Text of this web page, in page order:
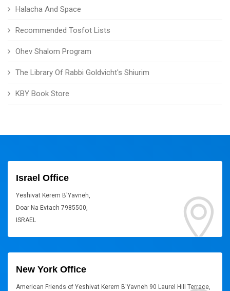
Halacha And Space
Recommended Tosfot Lists
Ohev Shalom Program
The Library Of Rabbi Goldvicht's Shiurim
KBY Book Store
Israel Office
Yeshivat Kerem B'Yavneh,
Doar Na Evtach 7985500,
ISRAEL
New York Office
American Friends of Yeshivat Kerem B'Yavneh 90 Laurel Hill Terrace,